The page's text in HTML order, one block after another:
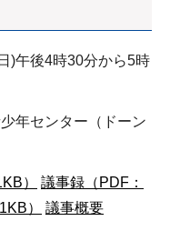
)午後4時30分から5時
年センター（ドーン
）
議事録（PDF：
）
議事概要